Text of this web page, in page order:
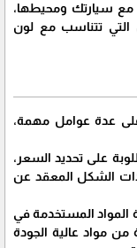
مع سيارتك ومحيطها،
التي تتناسب مع لون
عدة عوامل مهمة،
على تحديد السعر،
ذات الشكل المعقد عن
المواد المستخدمة في
مواد عالية الجودة